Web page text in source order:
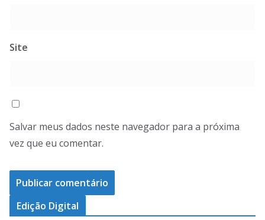
Site
Salvar meus dados neste navegador para a próxima
vez que eu comentar.
Edição Digital